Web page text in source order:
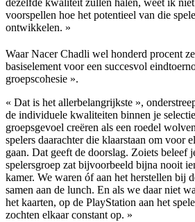
dezelfde kwaliteit zullen halen, weet ik
voorspellen hoe het potentieel van die
ontwikkelen. »
Waar Nacer Chadli wel honderd procent
basiselement voor een succesvol
groepscohesie ».
« Dat is het allerbelangrijkste »,
de individuele kwaliteiten binnen je
groepsgevoel creëren als een roedel
spelers daarachter die klaarstaan om voor
gaan. Dat geeft de doorslag. Zoiets beleef
spelersgroep zat bijvoorbeeld bijna nooit
kamer. We waren óf aan het herstellen bij
samen aan de lunch. En als we daar niet
het kaarten, op de PlayStation aan het
zochten elkaar constant op. »